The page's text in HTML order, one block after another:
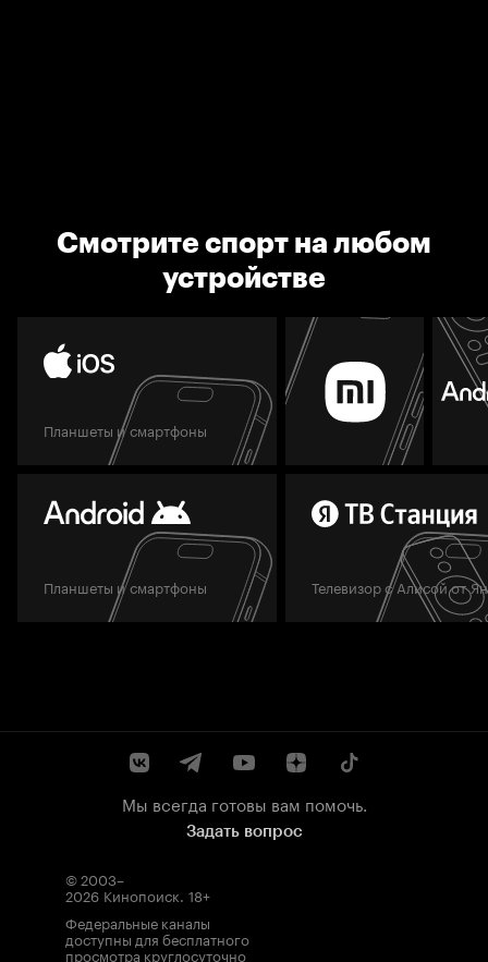
Смотрите спорт на любом
устройстве
Планшеты и смартфоны
Планшеты и смартфоны Телевизор с Алисой от
Мы всегда готовы вам помочь.
Задать вопрос
© 2003–
2026 Кинопоиск. 18+
Федеральные каналы
доступны для бесплатного
просмотра круглосуточно